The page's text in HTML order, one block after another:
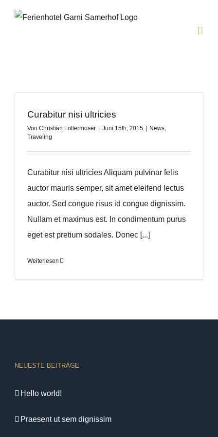
Curabitur nisi ultricies
Von Christian Lottermoser Juni 15th, 2015 News,
Traveling
Curabitur nisi ultricies Aliquam pulvinar felis
auctor mauris semper, sit amet eleifend lectus
auctor. Sed congue risus id congue dignissim.
Nullam et maximus est. In condimentum purus
eget est pretium sodales. Donec [...]
Weiterlesen
NEUESTE BEITRÄGE
Hello world!
Praesent ut sem dignissim